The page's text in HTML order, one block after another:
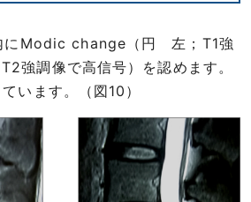
にModic change（円 左；T1強
強調像で高信号）を認めます。
います。（図10）